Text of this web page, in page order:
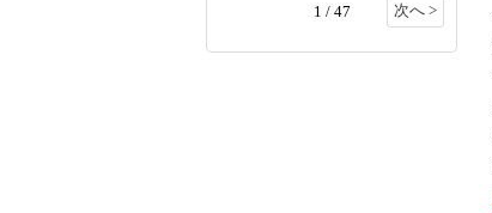
1 / 47 次へ >